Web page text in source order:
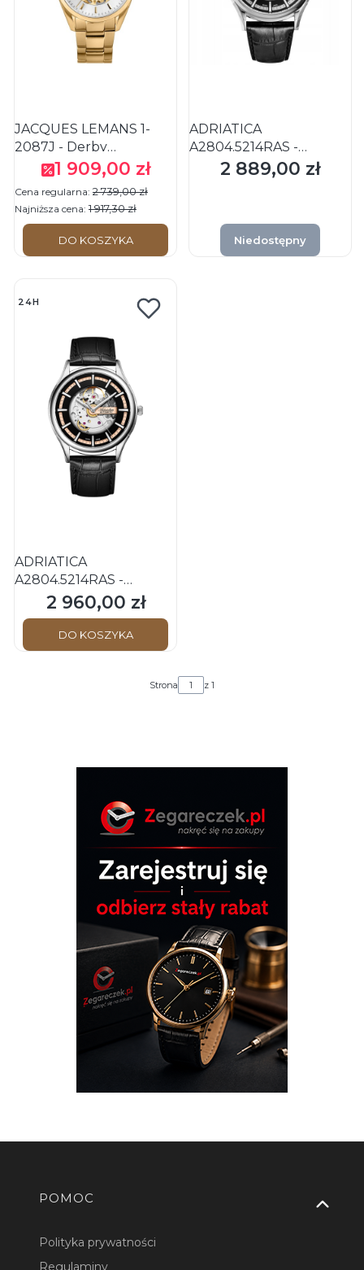
JACQUES LEMANS 1-
2087J - Derby
Automatic - Męski -
Zegarek na bransolecie
Cena promocyjna
1 909,00 zł
Cena regularna: 2 739,00 zł
Najniższa cena: 1 917,30 zł
DO KOSZYKA
ADRIATICA
A2804.5214RAS -
Automatic Skeleton -
Męski - Zegarek na
Cena
2 889,00 zł
Niedostępny
24H
ADRIATICA
A2804.5214RAS -
Automatic Skeleton -
Męski - Zegarek
mechaniczny - OUTLET /
POWYSTAWOWY
Cena
2 960,00 zł
DO KOSZYKA
Strona z 1
Linki w stopce
POMOC
Polityka prywatności
Regulaminy